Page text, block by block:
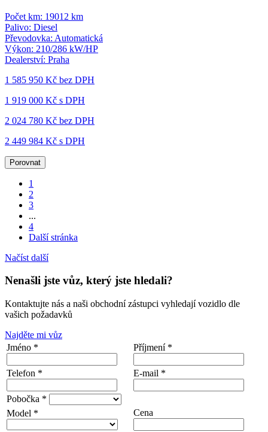
Počet km: 19012 km
Palivo: Diesel
Převodovka: Automatická
Výkon: 210/286 kW/HP
Dealerství: Praha
1 585 950 Kč bez DPH
1 919 000 Kč s DPH
2 024 780 Kč bez DPH
2 449 984 Kč s DPH
Porovnat
1
2
3
...
4
Další stránka
Načíst další
Nenašli jste vůz, který jste hledali?
Kontaktujte nás a naši obchodní zástupci vyhledají vozidlo dle
vašich požadavků
Najděte mi vůz
Jméno *
Příjmení *
Telefon * E-mail *
Pobočka *
Model *
Cena